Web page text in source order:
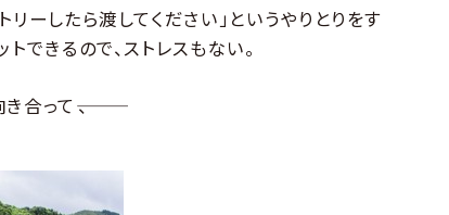
ーしたら渡してください」というやりとりをす
できるので、ストレスもない。
って―――、